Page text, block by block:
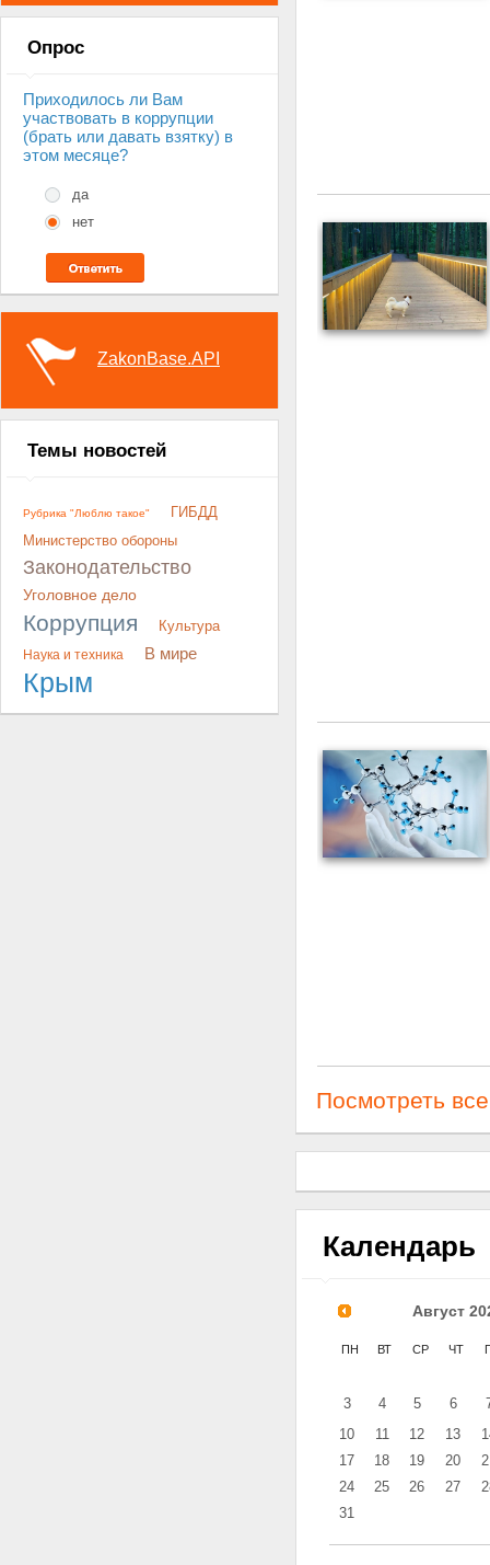
Опрос
Приходилось ли Вам
участвовать в коррупции
(брать или давать взятку) в
этом месяце?
да
нет
ZakonBase.API
Темы новостей
Рубрика "Люблю такое"
ГИБДД
Министерство обороны
Законодательство
Уголовное дело
Коррупция Культура
Наука и техника В мире
Крым
Посмотреть
Календарь
Август
ПН ВТ СР ЧТ
3 4 5 6
10
11 12 13
17
18 19 20
24
25 26 27
31